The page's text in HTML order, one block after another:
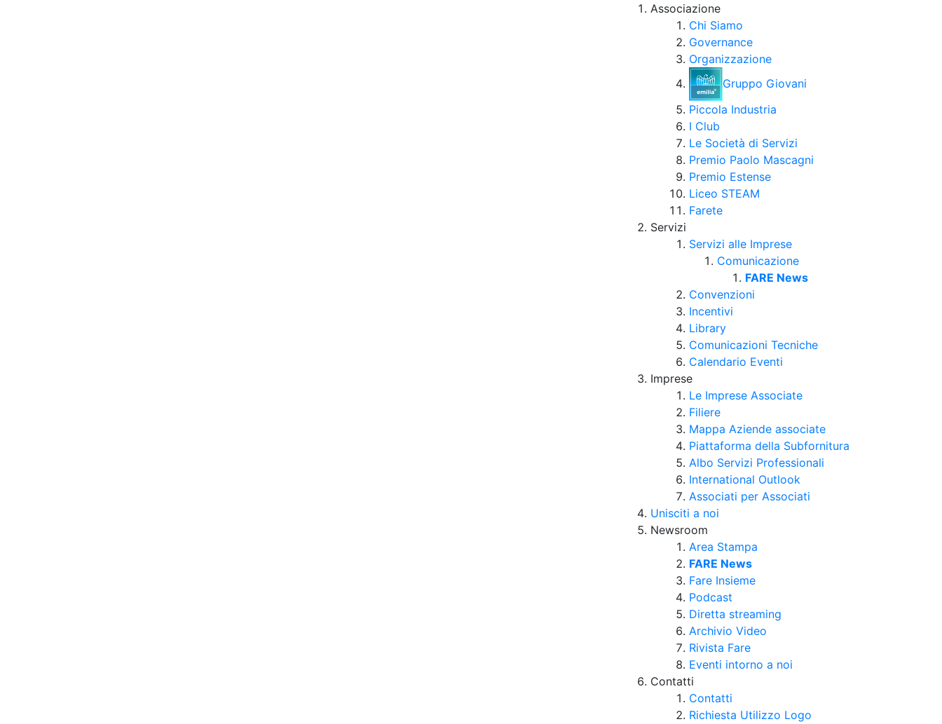
Associazione
Chi Siamo
Governance
Organizzazione
Gruppo Giovani
Piccola Industria
I Club
Le Società di Servizi
Premio Paolo Mascagni
Premio Estense
Liceo STEAM
Farete
Servizi
Servizi alle Imprese
Comunicazione
FARE News
Convenzioni
Incentivi
Library
Comunicazioni Tecniche
Calendario Eventi
Imprese
Le Imprese Associate
Filiere
Mappa Aziende associate
Piattaforma della Subfornitura
Albo Servizi Professionali
International Outlook
Associati per Associati
Unisciti a noi
Newsroom
Area Stampa
FARE News
Fare Insieme
Podcast
Diretta streaming
Archivio Video
Rivista Fare
Eventi intorno a noi
Contatti
Contatti
Richiesta Utilizzo Logo